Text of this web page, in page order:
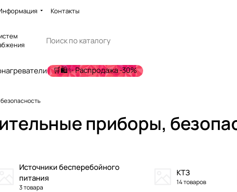
Контакты
🛒🛍️✨ Распродажа -30%
приборы,
Источники бесперебойного
питания
3 товара
КТЗ
14 товаров